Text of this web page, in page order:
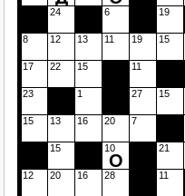
24 6 19
8 12 13 11 19 15
17 22 15 11
23 1 27 15
15 13 16 20 7
15 10
О
21
12 20 16 28 11